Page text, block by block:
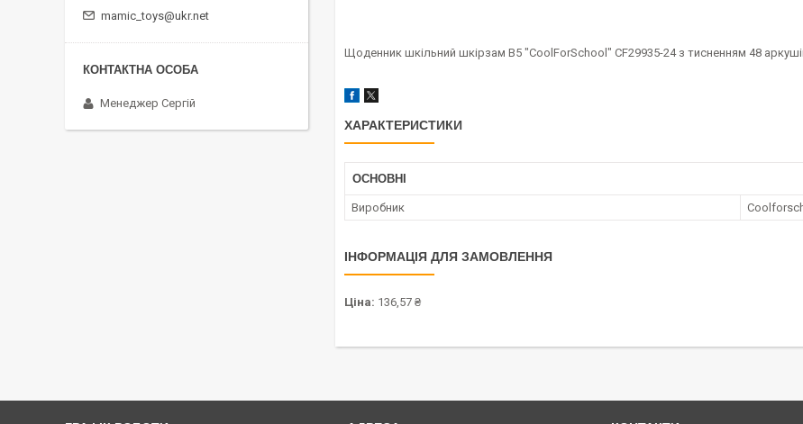
Щоденник шкільний шкірзам B5 "CoolForSchool" CF29935-24 з тисненням 48
ХАРАКТЕРИСТИКИ
ОСНОВНІ
Виробник
ІНФОРМАЦІЯ ДЛЯ ЗАМОВЛЕННЯ
Ціна: 136,57 ₴
mamic_toys@ukr.net
Менеджер Сергій